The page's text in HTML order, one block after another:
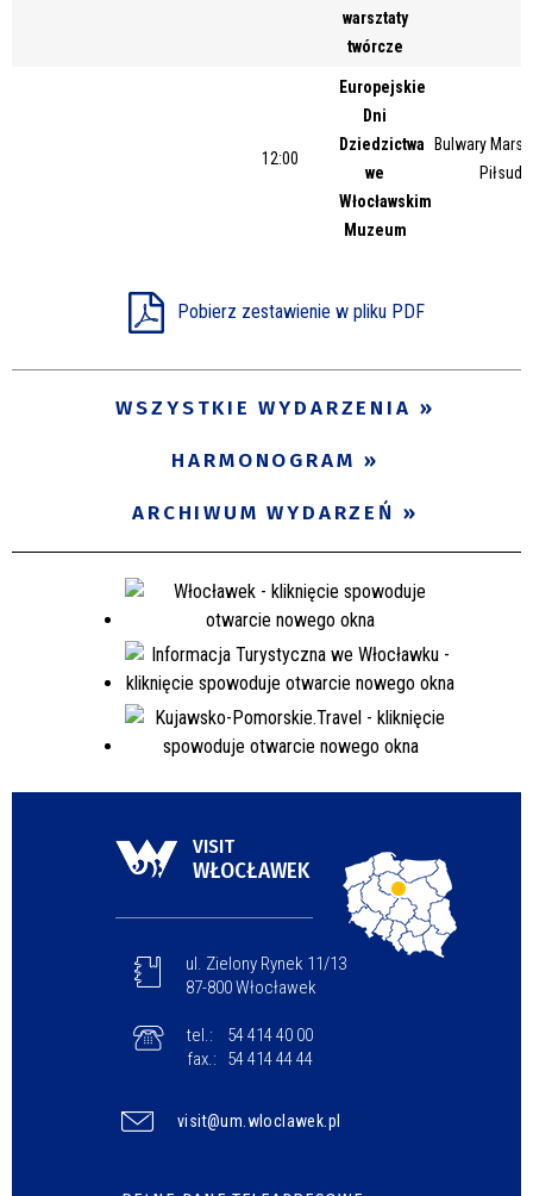
warsztaty
twórcze
12:00
Europejskie
Dni
Dziedzictwa
we
Włocławskim
Muzeum
Bulwary
Pobierz zestawienie w pliku PDF
WSZYSTKIE WYDARZENIA
HARMONOGRAM
ARCHIWUM WYDARZEŃ
VISIT
WŁOCŁAWEK
ul. Zielony Rynek 11/13
87-800 Włocławek
tel.:
54 414 40 00
fax.:
54 414 44 44
visit@um.wloclawek.pl